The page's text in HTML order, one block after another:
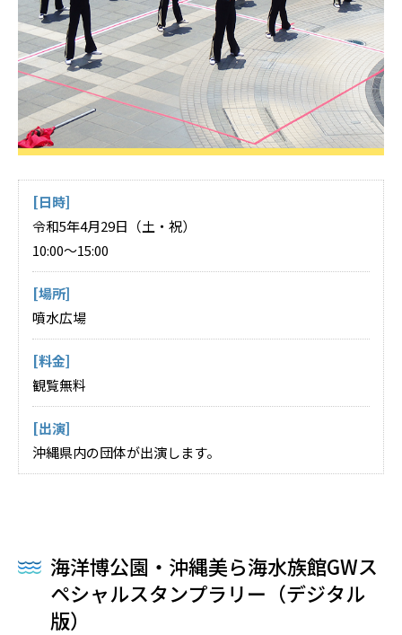
[日時]
令和5年4月29日（土・祝）
10:00～15:00
[場所]
噴水広場
[料金]
観覧無料
[出演]
沖縄県内の団体が出演します。
海洋博公園・沖縄美ら海水族館GWス
ペシャルスタンプラリー（デジタル
版）